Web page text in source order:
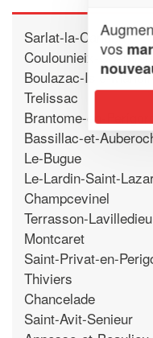
Sarlat-la-Caneda
Coulounieix-
Boulazac-Isle-
Trelissac
Brantome-en-Perigord
Bassillac-et-
Le-Bugue
Le-Lardin-Saint-
Champcevinel
Terrasson-Lavilledieu
Montcaret
Saint-Privat-en-
Thiviers
Chancelade
Saint-Avit-Senieur
vos